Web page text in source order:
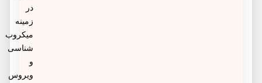
میکروب
شناسی
ویروس